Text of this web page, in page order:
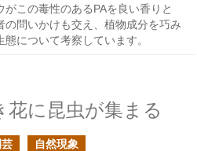
この毒性のあるPAを良い香りと
問いかけも交え、植物成分を巧み
について考察しています。
に昆虫が集まる
自然現象